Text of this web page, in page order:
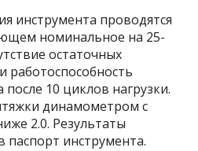
инструмента проводятся
номинальное на 25-
остаточных
работоспособность
10 циклов нагрузки.
динамометром с
2.0. Результаты
паспорт инструмента.